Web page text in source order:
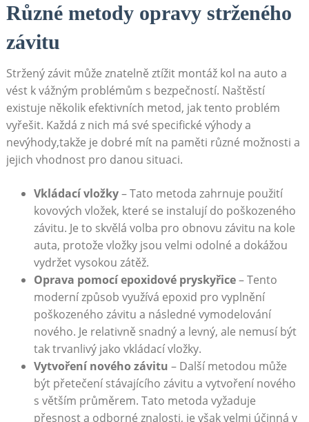
Různé metody opravy strženého
závitu
Stržený závit může znatelně ztížit montáž kol na auto a
vést k vážným problémům s bezpečností. Naštěstí
existuje několik efektivních metod, jak tento problém
vyřešit. Každá z nich má své specifické výhody a
nevýhody,takže je dobré mít na paměti různé možnosti a
jejich vhodnost pro danou situaci.
Vkládací vložky– Tato metoda zahrnuje použití
kovových vložek, které se instalují do poškozeného
závitu. Je to skvělá volba pro obnovu závitu na kole
auta, protože vložky jsou velmi odolné a dokážou
vydržet vysokou zátěž.
Oprava pomocí epoxidové pryskyřice– Tento
moderní způsob využívá epoxid pro vyplnění
poškozeného závitu a následné vymodelování
nového. Je relativně snadný a levný, ale nemusí být
tak trvanlivý jako vkládací vložky.
Vytvoření nového závitu – Další metodou může
být přetečení stávajícího závitu a vytvoření nového
s větším průměrem. Tato metoda vyžaduje
přesnost a odborné znalosti, je však velmi účinná v